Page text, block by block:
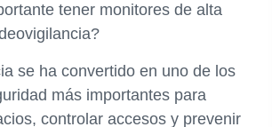
tener monitores de alta
se ha convertido en uno de los
más importantes para
controlar accesos y prevenir